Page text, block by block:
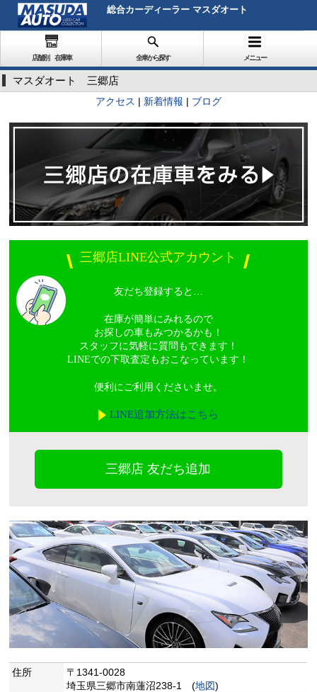
総合カーディーラー マスダオート
店舗別 在庫車 全車から探す メニュー
マスダオート 三郷店
アクセス | 新着情報 | ブログ
三郷店LINE公式アカウント
友だち登録すると…
在庫が簡単にみれるので
お探しの車もみつかるかも！
スタッフに気軽に質問もできます！
LINEでの下取査定もおこなっています！
便利にご利用くださいませ。
LINE追加方法はこちら
三郷店 友だち追加
住所
〒1341-0028
埼玉県三郷市南蓮沼238-1 (地図)